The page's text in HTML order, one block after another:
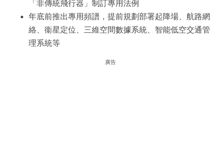
「非傳統飛行器」制訂專用法例
年底前推出專用頻譜，提前規劃部署起降場、航路網
絡、衞星定位、三維空間數據系統、智能低空交通管
理系統等
廣告